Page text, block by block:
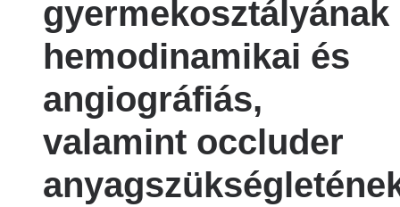
gyermekosztályának
hemodinamikai és
angiográfiás,
valamint occluder